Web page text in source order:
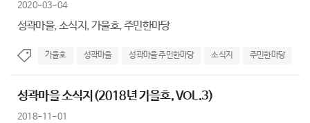
2020-03-04
성곽마을, 소식지, 가을호, 주민한마당
가을호 성곽마을 성곽마을 주민한마당 소식지 주민한마당
성곽마을 소식지(2018년 가을호, VOL.3)
2018-11-01